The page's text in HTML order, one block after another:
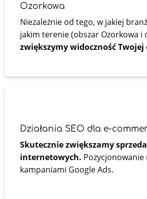
Ozorkowa
Niezależnie od tego, w jakiej
jakim terenie (obszar Ozorkowa i
zwiększymy widoczność
Działania SEO dla e-
Skutecznie zwiększamy
internetowych. Pozycjonowanie
kampaniami Google Ads.